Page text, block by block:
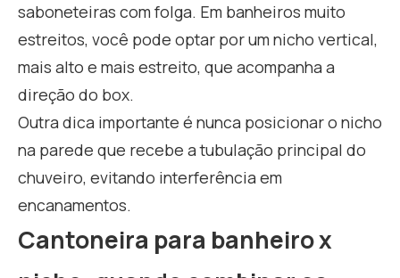
saboneteiras com folga. Em banheiros muito
estreitos, você pode optar por um nicho vertical,
mais alto e mais estreito, que acompanha a
direção do box.
Outra dica importante é nunca posicionar o nicho
na parede que recebe a tubulação principal do
chuveiro, evitando interferência em
encanamentos.
Cantoneira para banheiro x